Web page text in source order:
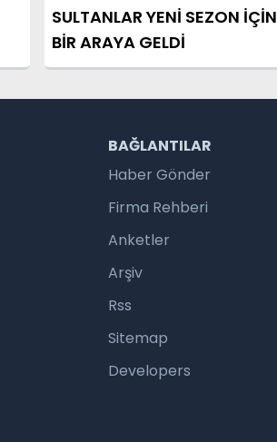
SULTANLAR YENİ SEZON İÇİN
BİR ARAYA GELDİ
BAĞLANTILAR
Haber Gönder
Firma Rehberi
Anketler
Arşiv
Rss
Sitemap
Developers